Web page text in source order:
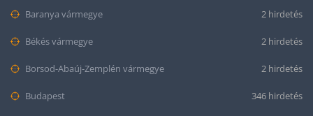
Baranya vármegye 2 hirdetés
Békés vármegye 2 hirdetés
Borsod-Abaúj-Zemplén vármegye 2 hirdetés
Budapest 346 hirdetés